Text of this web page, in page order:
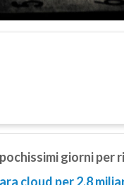
giorni per
cloud per 2,8